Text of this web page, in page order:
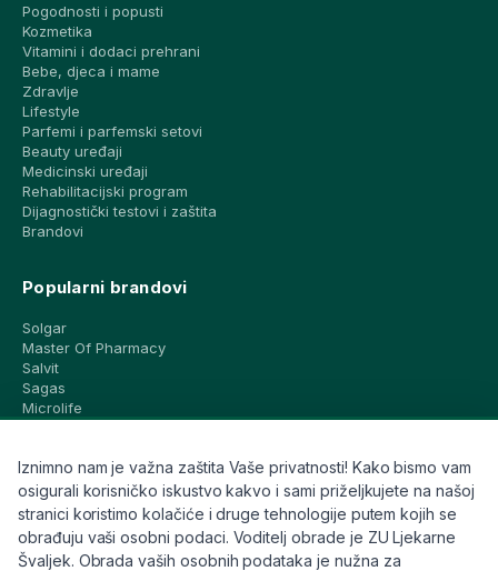
Pogodnosti i popusti
Kozmetika
Vitamini i dodaci prehrani
Bebe, djeca i mame
Zdravlje
Lifestyle
Parfemi i parfemski setovi
Beauty uređaji
Medicinski uređaji
Rehabilitacijski program
Dijagnostički testovi i zaštita
Brandovi
Popularni brandovi
Solgar
Master Of Pharmacy
Salvit
Sagas
Microlife
CeraVe
Eucerin
Avene
Bioderma
Svi brandovi
Iznimno nam je važna zaštita Vaše privatnosti! Kako bismo vam
osigurali korisničko iskustvo kakvo i sami priželjkujete na našoj
stranici koristimo kolačiće i druge tehnologije putem kojih se
obrađuju vaši osobni podaci. Voditelj obrade je ZU Ljekarne
Švaljek. Obrada vaših osobnih podataka je nužna za